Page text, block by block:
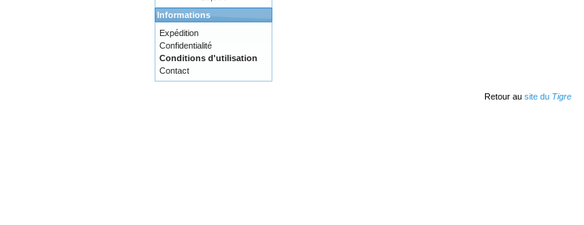
Informations
Expédition
Confidentialité
Conditions d'utilisation
Contact
Retour au site du Tigre